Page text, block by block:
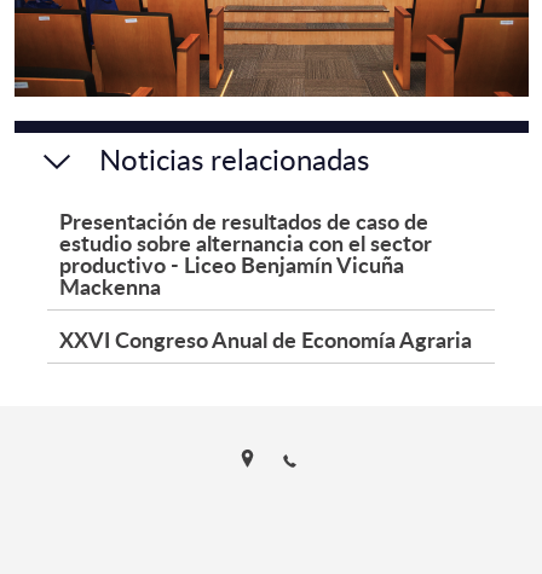
Noticias relacionadas
Presentación de resultados de caso de
estudio sobre alternancia con el sector
productivo - Liceo Benjamín Vicuña
Mackenna
XXVI Congreso Anual de Economía Agraria